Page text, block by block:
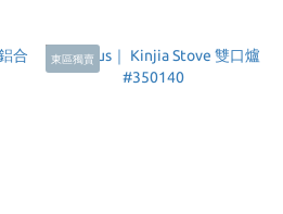
東區獨賣